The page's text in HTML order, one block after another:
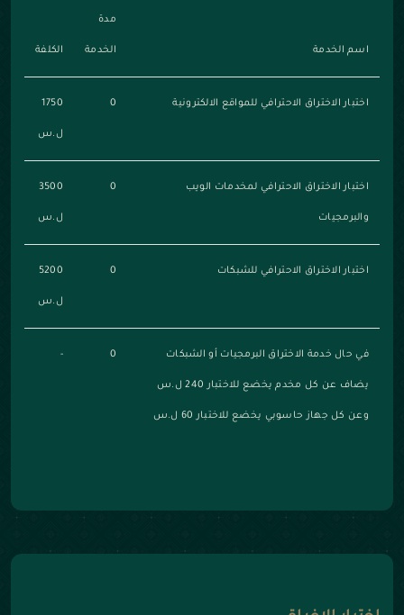
اسم الخدمة
مدة
الخدمة الكلفة
اختبار الاختراق الاحترافي للمواقع الالكترونية 0
1750
ل.س
اختبار الاختراق الاحترافي لمخدمات الويب
والبرمجيات
0
3500
ل.س
اختبار الاختراق الاحترافي للشبكات 0
5200
ل.س
في حال خدمة الاختراق البرمجيات أو الشبكات
يضاف عن كل مخدم يخضع للاختبار 240 ل.س
وعن كل جهاز حاسوبي يخضع للاختبار 60 ل.س
0
-